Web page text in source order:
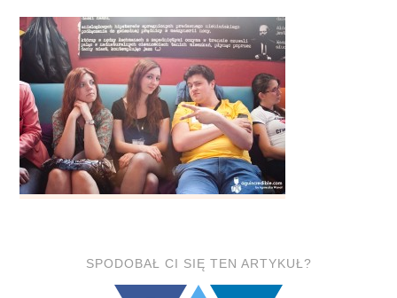
SPODOBAŁ CI SIĘ TEN ARTYKUŁ?